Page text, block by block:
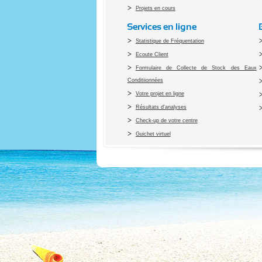
Projets en cours
Services en ligne
Statistique de Fréquentation
Ecoute Client
Formulaire de Collecte de Stock des Eaux
Conditiionnées
Votre projet en ligne
Résultats d'analyses
Check-up de votre centre
Guichet virtuel